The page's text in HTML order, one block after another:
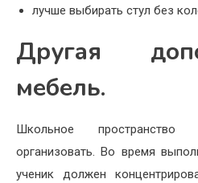
лучше выбирать стул без
Другая
мебель.
Школьное пространство
организовать. Во время
ученик должен